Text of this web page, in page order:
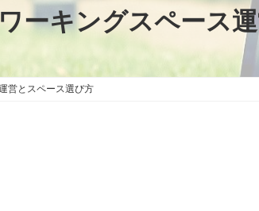
ーキングスペース
営とスペース選び方